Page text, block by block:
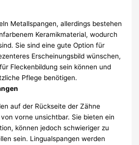
Metallspangen, allerdings bestehen
Keramikmaterial, wodurch
Sie sind eine gute Option für
Erscheinungsbild wünschen,
Fleckenbildung sein können und
Pflege benötigen.
auf der Rückseite der Zähne
vorne unsichtbar. Sie bieten ein
können jedoch schwieriger zu
sein. Lingualspangen werden